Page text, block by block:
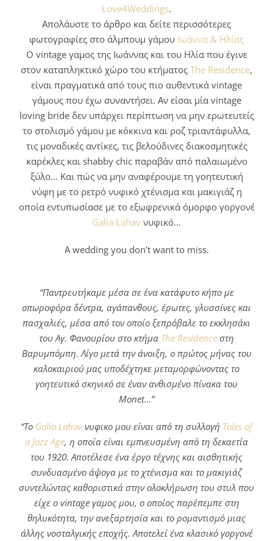
Love4Weddings.
Απολάυστε το άρθρο και δείτε περισσότερες
φωτογραφίες στο άλμπουμ γάμου Ιωάννα & Ηλίας
Ο vintage γαμος της Ιωάννας και του Ηλία που έγινε
στον καταπληκτικό χώρο του κτήματος The Residence,
είναι πραγματικά από τους πιο αυθεντικά vintage
γάμους που έχω συναντήσει. Αν είσαι μία vintage
loving bride δεν υπάρχει περίπτωση να μην ερωτευτείς
το στολισμό γάμου με κόκκινα και ροζ τριαντάφυλλα,
τις μοναδικές αντίκες, τις βελούδινες διακοσμητικές
καρέκλες και shabby chic παραβάν από παλαιωμένο
ξύλο… Και πώς να μην αναφέρουμε τη γοητευτική
νύφη με το ρετρό νυφικό χτένισμα και μακιγιάζ η
οποία εντυπωσίασε με το εξωφρενικά όμορφο γοργονέ
Galia Lahav νυφικό…
A wedding you don’t want to miss.
“Παντρευτήκαμε μέσα σε ένα κατάφυτο κήπο με
οπωροφόρα δέντρα, αγάπανθους, έρωτες, γλυσσίνες και
πασχαλιές, μέσα από τον οποίο ξεπρόβαλε το εκκλησάκι
του Αγ. Φανουρίου στο κτήμα The Residence στη
Βαρυμπόμπη. Λίγο μετά την άνοιξη, ο πρώτος μήνας του
καλοκαιριού μας υποδέχτηκε μεταμορφώνοντας το
γοητευτικό σκηνικό σε έναν ανθισμένο πίνακα του
Monet…”
“Το Galia Lahavνυφικο μου είναι από τη συλλογή Tales of
a Jazz Age, η οποία είναι εμπνευσμένη από τη δεκαετία
του 1920. Αποτέλεσε ένα έργο τέχνης και αισθητικής
συνδυασμένο άψογα με το χτένισμα και το μακιγιάζ
συντελώντας καθοριστικά στην ολοκλήρωση του στυλ που
είχε ο vintage γαμος μου, ο οποίος παρέπεμπε στη
θηλυκότητα, την ανεξαρτησία και το ρομαντισμό μιας
άλλης νοσταλγικής εποχής. Αποτελεί ένα κλασικό γοργονέ